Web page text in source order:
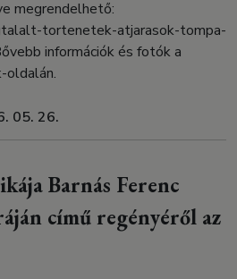
megrendelhető:
tortenetek-atjarasok-tompa-
információk és fotók a
oldalán.
05. 26.
Barnás Ferenc
című regényéről az